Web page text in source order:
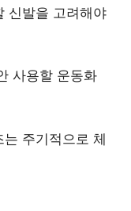
신발을 고려해야
사용할 운동화
주기적으로 체